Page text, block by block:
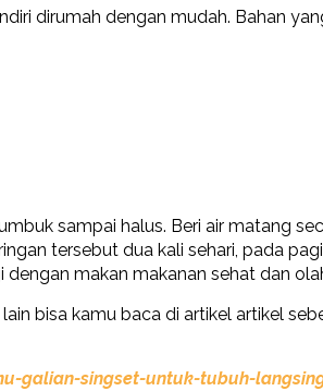
dirumah dengan mudah. Bahan
sampai halus. Beri air matang
tersebut dua kali sehari, pada
makan makanan sehat dan
bisa kamu baca di artikel artikel
galian-singset-untuk-tubuh-